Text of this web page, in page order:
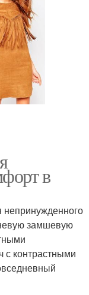
в
замшевую
с контрастными